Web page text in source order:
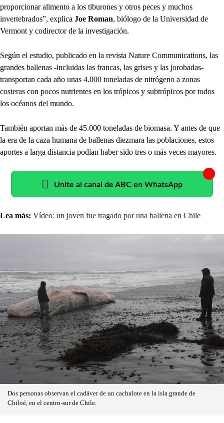
proporcionar alimento a los tiburones y otros peces y muchos
invertebrados”, explica Joe Roman, biólogo de la Universidad de
Vermont y codirector de la investigación.
Según el estudio, publicado en la revista Nature Communications, las
grandes ballenas -incluidas las francas, las grises y las jorobadas-
transportan cada año unas 4.000 toneladas de nitrógeno a zonas
costeras con pocos nutrientes en los trópicos y subtrópicos por todos
los océanos del mundo.
También aportan más de 45.000 toneladas de biomasa. Y antes de que
la era de la caza humana de ballenas diezmara las poblaciones, estos
aportes a larga distancia podían haber sido tres o más veces mayores.
Unite al canal de ABC en WhatsApp
Lea más: Vídeo: un joven fue tragado por una ballena en Chile
Dos personas observan el cadáver de un cachalote en la isla grande de
Chiloé, en el centro-sur de Chile.